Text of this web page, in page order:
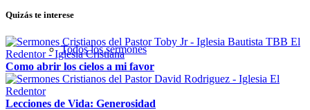
Todos los sermones
Quizás te interese
Como abrir los cielos a mi favor
Lecciones de Vida: Generosidad